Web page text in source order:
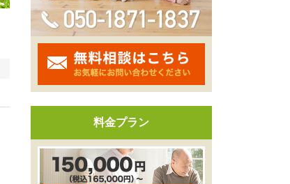
料金プラン